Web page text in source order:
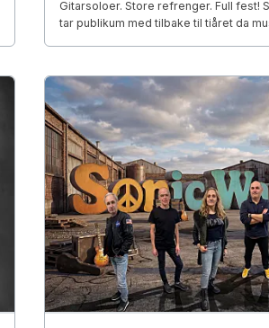
Gitarsoloer. Store refrenger. Full fest!
tar publikum med tilbake til tiåret da